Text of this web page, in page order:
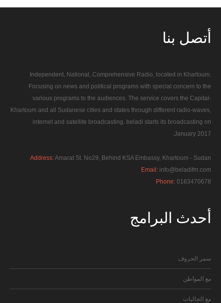
أتصل بنا
Independent, National, Comprehensive Radio, located in Khartoum.
Focusing on news and political programs with special concern to the
various programs to the audiences. The service covers the Capital-
Khartoum and all Sudanese cities and states through different radio-waves,
internet and satellite broadcasting. beladi starts its broadcasting on
January 2017.
Address:Amarat St. No29, Behind KSA Embassy, Khartoum - Sudan
Email: info@beladifm.com
Phone: 0183470678
أحدث البرامج
سمر الحروف
مع المواطن
مع الجاليات